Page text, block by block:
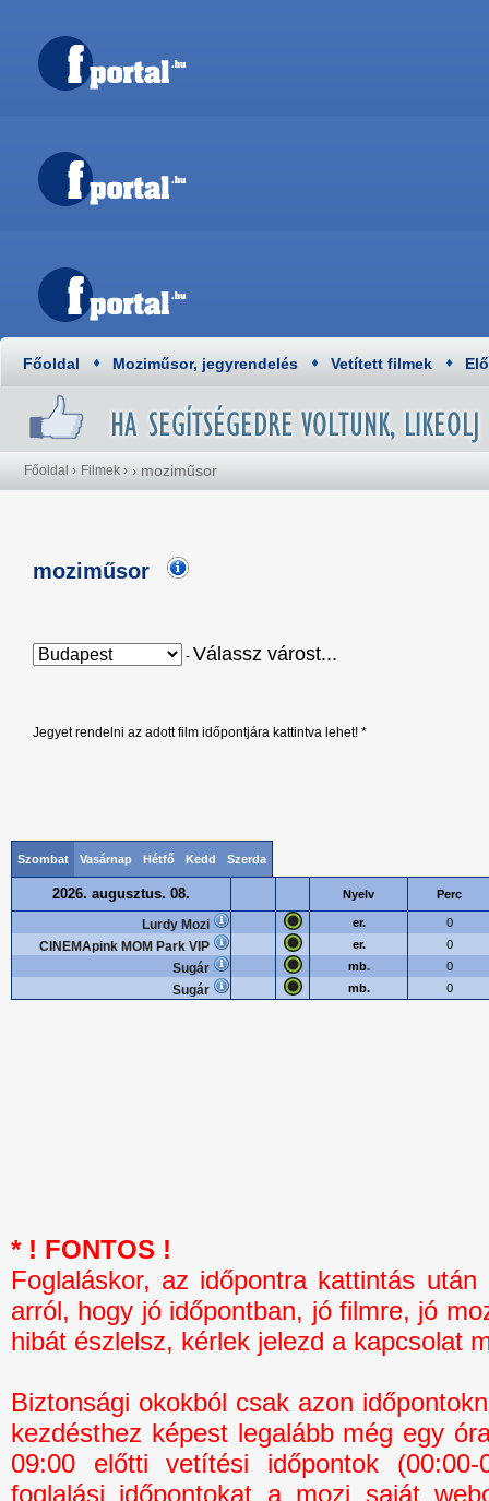
Főoldal Moziműsor, jegyrendelés Vetített filmek
Főoldal › Filmek › › moziműsor
moziműsor
- Válassz várost...
Jegyet rendelni az adott film időpontjára kattintva lehet! *
Szombat Vasárnap Hétfő Kedd Szerda
2026. augusztus. 08. Nyelv Perc
Lurdy Mozi er. 0
CINEMApink MOM Park VIP er. 0
Sugár mb. 0
Sugár mb. 0
* ! FONTOS !
Foglaláskor, az időpontra kattintás
arról, hogy jó időpontban, jó filmre, jó
hibát észlelsz, kérlek jelezd a kapcsolat
Biztonsági okokból csak azon
kezdésthez képest legalább még egy
09:00 előtti vetítési időpontok
foglalási időpontokat a mozi saját